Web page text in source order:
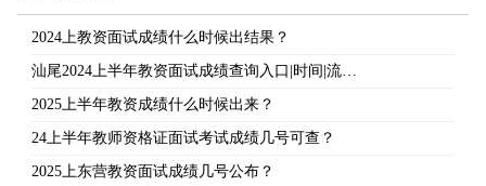
2024上教资面试成绩什么时候出结果？
汕尾2024上半年教资面试成绩查询入口|时间|流…
2025上半年教资成绩什么时候出来？
24上半年教师资格证面试考试成绩几号可查？
2025上东营教资面试成绩几号公布？